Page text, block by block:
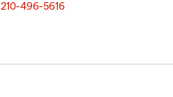
210-496-5616